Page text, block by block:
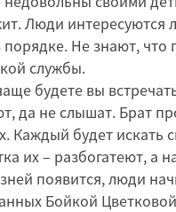
Люди интересуются
порядке. Не знают, что
службы.
будете вы
да не слышат. Брат
Каждый будет искать
их – разбогатеют,
появится, люди
Бойкой